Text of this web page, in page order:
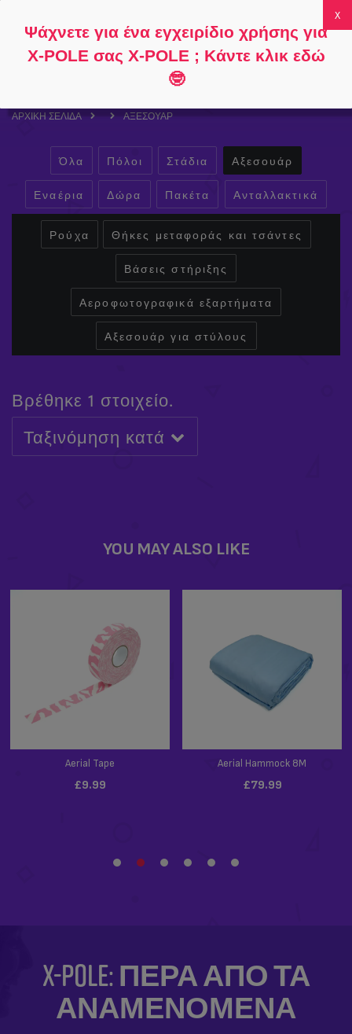
το
το
ερωτήσεις
μου
ΑΡΧΙΚΉ ΣΕΛΊΔΑ ΑΞΕΣΟΥΆΡ
Όλα Πόλοι Στάδια Αξεσουάρ
Εναέρια Δώρα Πακέτα Ανταλλακτικά
Ρούχα Θήκες μεταφοράς και τσάντες
Βάσεις στήριξης
Αεροφωτογραφικά εξαρτήματα
Αξεσουάρ για στύλους
Βρέθηκε 1 στοιχείο.
Ταξινόμηση κατά
ΚΆΡΤΑ ΔΏΡΟΥ X-POLE
£25.00-£500.00
X-POLE: ΠΈΡΑ ΑΠΌ ΤΑ
ΑΝΑΜΕΝΌΜΕΝΑ
Ψάχνετε για ένα εγχειρίδιο χρήσης για
X-POLE σας X-POLE ; Κάντε κλικ εδώ
🤓